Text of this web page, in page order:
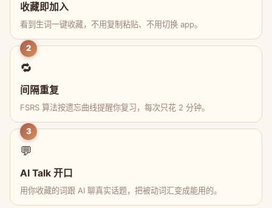
收藏即加入
看到生词一键收藏，不用复制粘贴、不用切换 app。
2
🔁
间隔重复
FSRS 算法按遗忘曲线提醒你复习，每次只花 2 分钟。
3
💬
AI Talk 开口
用你收藏的词跟 AI 聊真实话题，把被动词汇变成能用的。